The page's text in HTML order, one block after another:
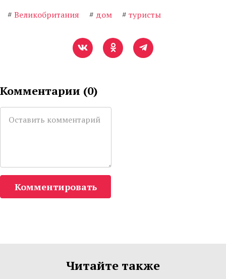
# Великобритания # дом # туристы
Комментарии (0)
Комментировать
Читайте также